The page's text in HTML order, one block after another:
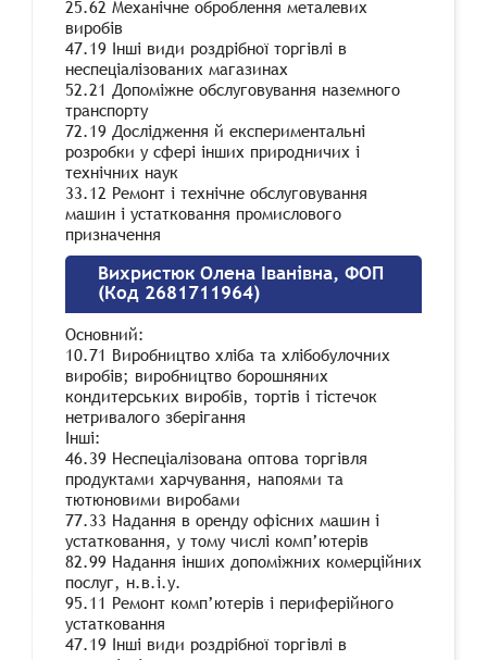
25.62 Механічне оброблення металевих
виробів
47.19 Інші види роздрібної торгівлі в
неспеціалізованих магазинах
52.21 Допоміжне обслуговування наземного
транспорту
72.19 Дослідження й експериментальні
розробки у сфері інших природничих і
технічних наук
33.12 Ремонт і технічне обслуговування
машин і устатковання промислового
призначення
Вихристюк Олена Іванівна, ФОП
(Код 2681711964)
Основний:
10.71 Виробництво хліба та хлібобулочних
виробів; виробництво борошняних
кондитерських виробів, тортів і тістечок
нетривалого зберігання
Інші:
46.39 Неспеціалізована оптова торгівля
продуктами харчування, напоями та
тютюновими виробами
77.33 Надання в оренду офісних машин і
устатковання, у тому числі комп’ютерів
82.99 Надання інших допоміжних комерційних
послуг, н.в.і.у.
95.11 Ремонт комп’ютерів і периферійного
устатковання
47.19 Інші види роздрібної торгівлі в